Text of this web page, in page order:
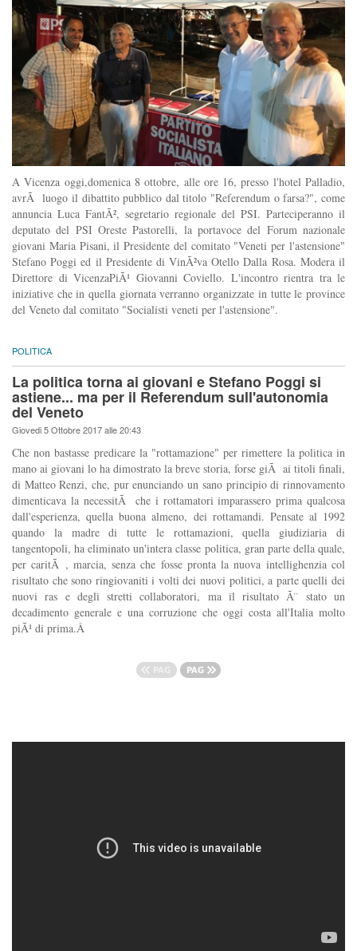
A Vicenza oggi,domenica 8 ottobre, alle ore 16, presso l'hotel Palladio,
avrÃ luogo il dibattito pubblico dal titolo "Referendum o farsa?", come
annuncia Luca FantÃ², segretario regionale del PSI. Parteciperanno il
deputato del PSI Oreste Pastorelli, la portavoce del Forum nazionale
giovani Maria Pisani, il Presidente del comitato "Veneti per l'astensione"
Stefano Poggi ed il Presidente di VinÃ²va Otello Dalla Rosa. Modera il
Direttore di VicenzaPiÃ¹ Giovanni Coviello. L'incontro rientra tra le
iniziative che in quella giornata verranno organizzate in tutte le province
del Veneto dal comitato "Socialisti veneti per l'astensione".
POLITICA
La politica torna ai giovani e Stefano Poggi si
astiene... ma per il Referendum sull'autonomia
del Veneto
Giovedi 5 Ottobre 2017 alle 20:43
Che non bastasse predicare la "rottamazione" per rimettere la politica in
mano ai giovani lo ha dimostrato la breve storia, forse giÃ ai titoli finali,
di Matteo Renzi, che, pur enunciando un sano principio di rinnovamento
dimenticava la necessitÃ che i rottamatori imparassero prima qualcosa
dall'esperienza, quella buona almeno, dei rottamandi. Pensate al 1992
quando la madre di tutte le rottamazioni, quella giudiziaria di
tangentopoli, ha eliminato un'intera classe politica, gran parte della quale,
per caritÃ , marcia, senza che fosse pronta la nuova intellighenzia col
risultato che sono ringiovaniti i volti dei nuovi politici, a parte quelli dei
nuovi ras e degli stretti collaboratori, ma il risultato Ã¨ stato un
decadimento generale e una corruzione che oggi costa all'Italia molto
piÃ¹ di prima.Â